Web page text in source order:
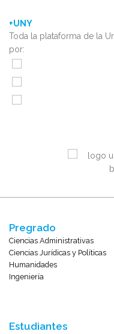
+UNY
Toda la plataforma de la
por:
Pregrado
Ciencias Administrativas
Ciencias Jurídicas y Políticas
Humanidades
Ingeniería
Estudiantes